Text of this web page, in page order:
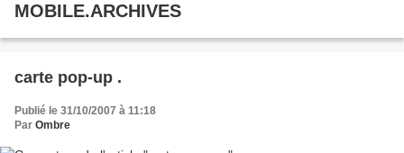
MOBILE.ARCHIVES
carte pop-up .
Publié le 31/10/2007 à 11:18
Par Ombre